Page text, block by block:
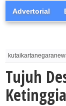
Advertorial
Tujuh